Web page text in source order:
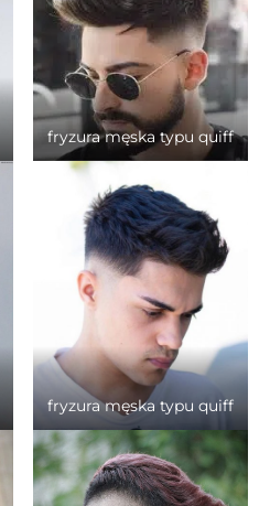
fryzura męska typu quiff
fryzura męska typu quiff